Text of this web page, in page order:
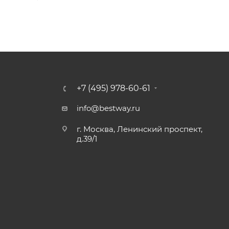
+7 (495) 978-60-61
info@bestway.ru
г. Москва, Ленинский проспект,
д.39/1